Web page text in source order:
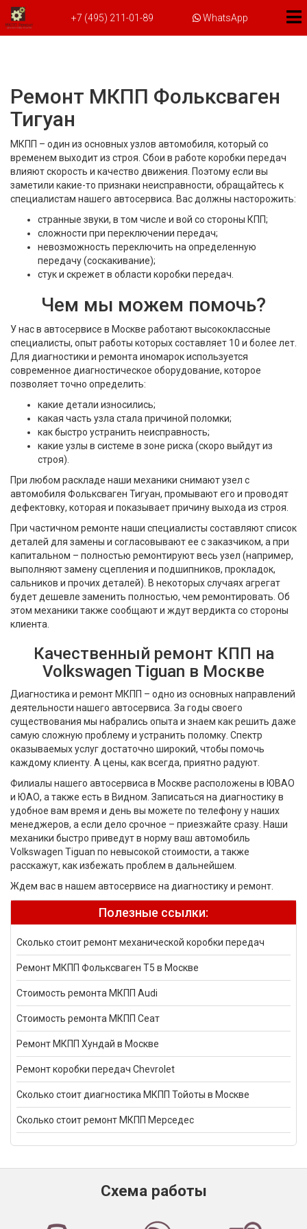
+7 (495) 211-01-89 WhatsApp
Ремонт МКПП Фольксваген
Тигуан
МКПП – один из основных узлов автомобиля, который со
временем выходит из строя. Сбои в работе коробки передач
влияют скорость и качество движения. Поэтому если вы
заметили какие-то признаки неисправности, обращайтесь к
специалистам нашего автосервиса. Вас должны насторожить:
странные звуки, в том числе и вой со стороны КПП;
сложности при переключении передач;
невозможность переключить на определенную
передачу (соскакивание);
стук и скрежет в области коробки передач.
Чем мы можем помочь?
У нас в автосервисе в Москве работают высококлассные
специалисты, опыт работы которых составляет 10 и более лет.
Для диагностики и ремонта иномарок используется
современное диагностическое оборудование, которое
позволяет точно определить:
какие детали износились;
какая часть узла стала причиной поломки;
как быстро устранить неисправность;
какие узлы в системе в зоне риска (скоро выйдут из
строя).
При любом раскладе наши механики снимают узел с
автомобиля Фольксваген Тигуан, промывают его и проводят
дефектовку, которая и показывает причину выхода из строя.
При частичном ремонте наши специалисты составляют список
деталей для замены и согласовывают ее с заказчиком, а при
капитальном – полностью ремонтируют весь узел (например,
выполняют замену сцепления и подшипников, прокладок,
сальников и прочих деталей). В некоторых случаях агрегат
будет дешевле заменить полностью, чем ремонтировать. Об
этом механики также сообщают и ждут вердикта со стороны
клиента.
Качественный ремонт КПП на
Volkswagen Tiguan в Москве
Диагностика и ремонт МКПП – одно из основных направлений
деятельности нашего автосервиса. За годы своего
существования мы набрались опыта и знаем как решить даже
самую сложную проблему и устранить поломку. Спектр
оказываемых услуг достаточно широкий, чтобы помочь
каждому клиенту. А цены, как всегда, приятно радуют.
Филиалы нашего автосервиса в Москве расположены в ЮВАО
и ЮАО, а также есть в Видном. Записаться на диагностику в
удобное вам время и день вы можете по телефону у наших
менеджеров, а если дело срочное – приезжайте сразу. Наши
механики быстро приведут в норму ваш автомобиль
Volkswagen Tiguan по невысокой стоимости, а также
расскажут, как избежать проблем в дальнейшем.
Ждем вас в нашем автосервисе на диагностику и ремонт.
Полезные ссылки:
Сколько стоит ремонт механической коробки передач
Ремонт МКПП Фольксваген Т5 в Москве
Стоимость ремонта МКПП Audi
Стоимость ремонта МКПП Сеат
Ремонт МКПП Хундай в Москве
Ремонт коробки передач Chevrolet
Сколько стоит диагностика МКПП Тойоты в Москве
Сколько стоит ремонт МКПП Мерседес
Схема работы